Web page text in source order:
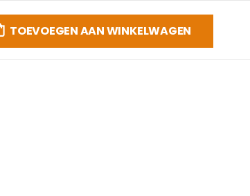
TOEVOEGEN AAN WINKELWAGEN